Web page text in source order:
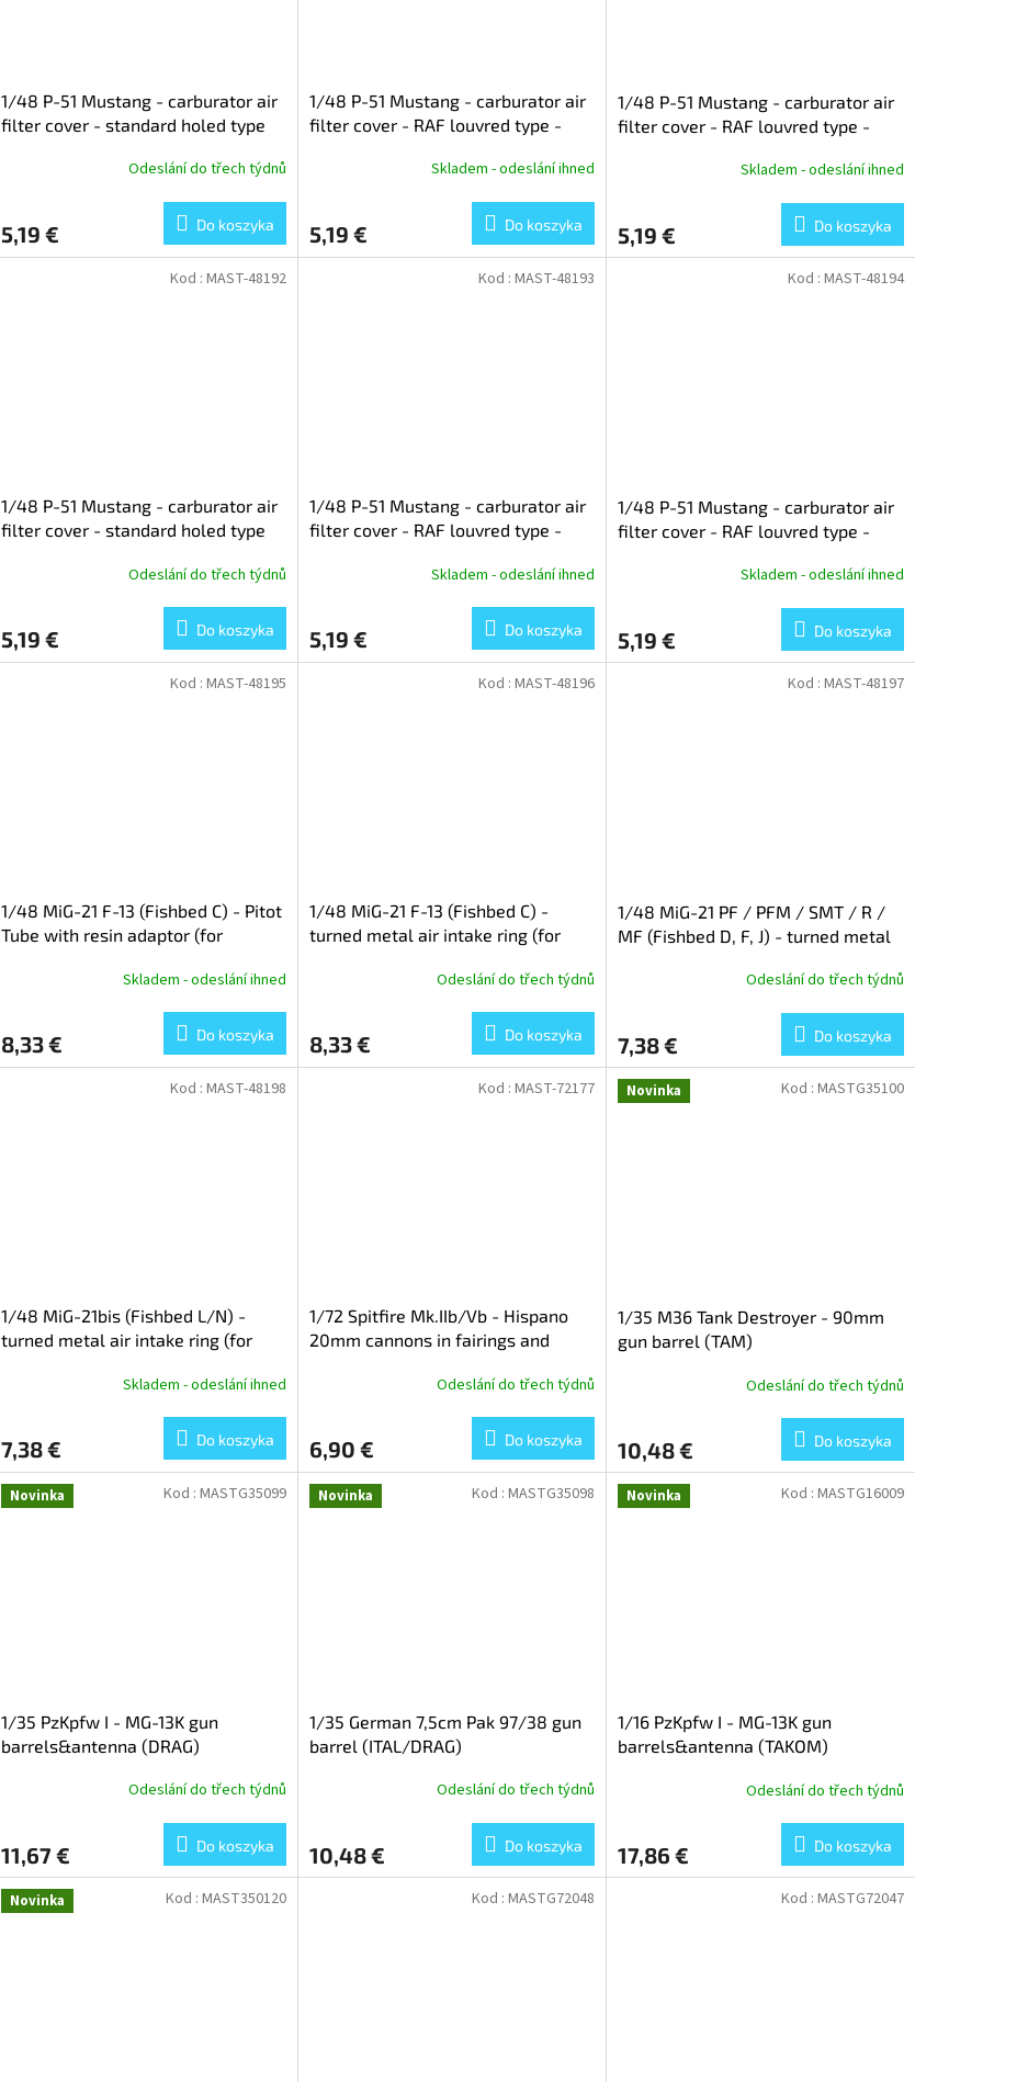
1/48 P-51 Mustang - carburator air
filter cover - standard holed type
Odeslání do třech týdnů
5,19 € Do koszyka
1/48 P-51 Mustang - carburator air
filter cover - RAF louvred type -
Skladem - odeslání ihned
5,19 € Do koszyka
1/48 P-51 Mustang - carburator air
filter cover - RAF louvred type -
Skladem - odeslání ihned
5,19 € Do koszyka
1/48 P-51 Mustang - carburator air
filter cover - standard holed type
Odeslání do třech týdnů
5,19 € Do koszyka
Kod : MAST-48192
1/48 P-51 Mustang - carburator air
filter cover - RAF louvred type -
Skladem - odeslání ihned
5,19 € Do koszyka
Kod : MAST-48193
1/48 P-51 Mustang - carburator air
filter cover - RAF louvred type -
Skladem - odeslání ihned
5,19 € Do koszyka
Kod : MAST-48194
1/48 MiG-21 F-13 (Fishbed C) - Pitot
Tube with resin adaptor (for
Skladem - odeslání ihned
8,33 € Do koszyka
Kod : MAST-48195
1/48 MiG-21 F-13 (Fishbed C) -
turned metal air intake ring (for
Odeslání do třech týdnů
8,33 € Do koszyka
Kod : MAST-48196
1/48 MiG-21 PF / PFM / SMT / R /
MF (Fishbed D, F, J) - turned metal
Odeslání do třech týdnů
7,38 € Do koszyka
Kod : MAST-48197
1/48 MiG-21bis (Fishbed L/N) -
turned metal air intake ring (for
Skladem - odeslání ihned
7,38 € Do koszyka
Kod : MAST-48198
1/72 Spitfire Mk.IIb/Vb - Hispano
20mm cannons in fairings and
Odeslání do třech týdnů
6,90 € Do koszyka
Kod : MAST-72177 Novinka
1/35 M36 Tank Destroyer - 90mm
gun barrel (TAM)
Odeslání do třech týdnů
10,48 € Do koszyka
Kod : MASTG35100
Novinka
1/35 PzKpfw I - MG-13K gun
barrels&antenna (DRAG)
Odeslání do třech týdnů
11,67 € Do koszyka
Kod : MASTG35099 Novinka
1/35 German 7,5cm Pak 97/38 gun
barrel (ITAL/DRAG)
Odeslání do třech týdnů
10,48 € Do koszyka
Kod : MASTG35098 Novinka
1/16 PzKpfw I - MG-13K gun
barrels&antenna (TAKOM)
Odeslání do třech týdnů
17,86 € Do koszyka
Kod : MASTG16009
Novinka Kod : MAST350120 Kod : MASTG72048 Kod : MASTG72047